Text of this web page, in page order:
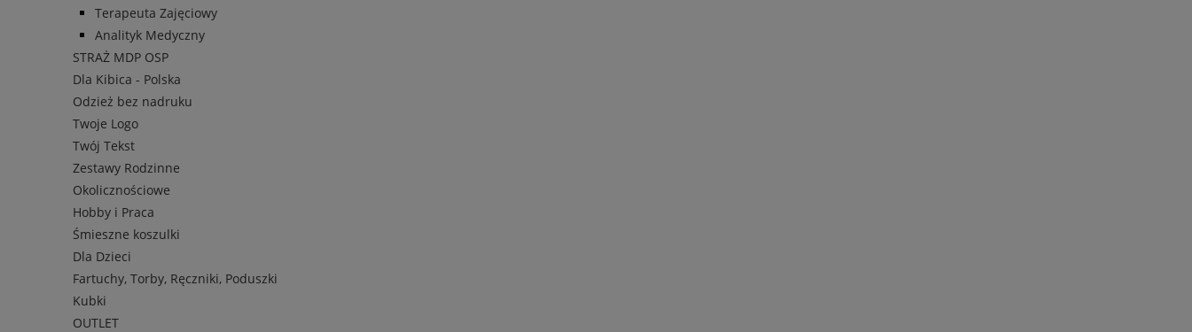
Terapeuta Zajęciowy
Analityk Medyczny
STRAŻ MDP OSP
Dla Kibica - Polska
Odzież bez nadruku
Twoje Logo
Twój Tekst
Zestawy Rodzinne
Okolicznościowe
Hobby i Praca
Śmieszne koszulki
Dla Dzieci
Fartuchy, Torby, Ręczniki, Poduszki
Kubki
OUTLET